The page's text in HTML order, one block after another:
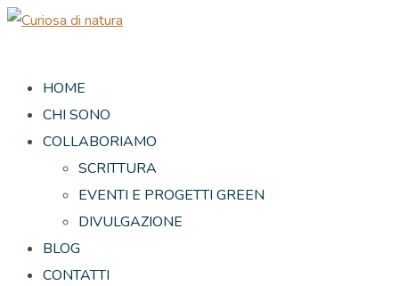
HOME
CHI SONO
COLLABORIAMO
SCRITTURA
EVENTI E PROGETTI GREEN
DIVULGAZIONE
BLOG
CONTATTI